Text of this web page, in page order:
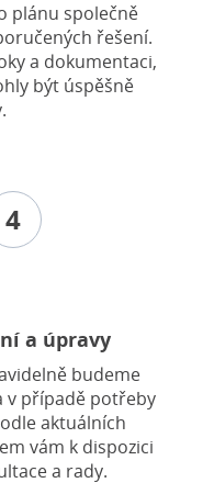
plánu společně
řešení.
a dokumentaci,
být úspěšně
4
a úpravy
budeme
v případě potřeby
aktuálních
vám k dispozici
a rady.